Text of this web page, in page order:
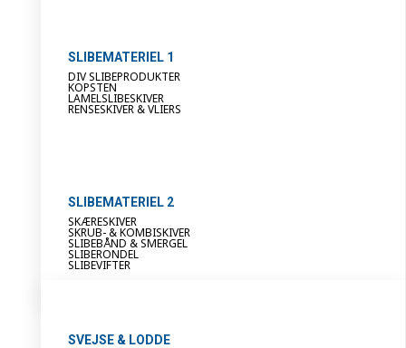
SLIBEMATERIEL 1
DIV SLIBEPRODUKTER
KOPSTEN
LAMELSLIBESKIVER
RENSESKIVER & VLIERS
SLIBEMATERIEL 2
SKÆRESKIVER
SKRUB- & KOMBISKIVER
SLIBEBÅND & SMERGEL
SLIBERONDEL
SLIBEVIFTER
SVEJSE & LODDE